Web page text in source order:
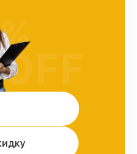
%
OFF